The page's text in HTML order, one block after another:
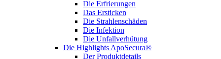
Die Erfrierungen
Das Ersticken
Die Strahlenschäden
Die Infektion
Die Unfallverhütung
Die Highlights ApoSecura®
Der Produktdetails